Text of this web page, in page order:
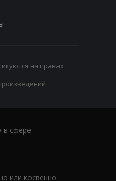
на правах
в сфере
или косвенно